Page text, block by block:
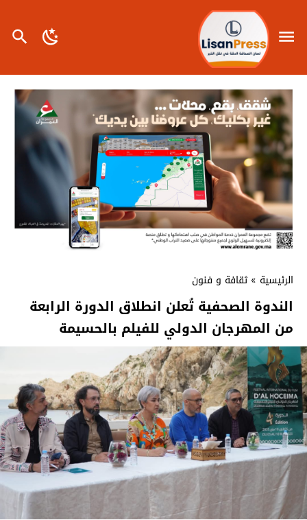
الرئيسية » ثقافة و فنون
الندوة الصحفية تُعلن انطلاق الدورة الرابعة
من المهرجان الدولي للفيلم بالحسيمة